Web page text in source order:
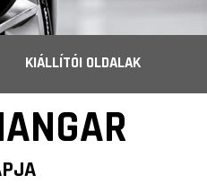
KIÁLLÍTÓI OLDALAK